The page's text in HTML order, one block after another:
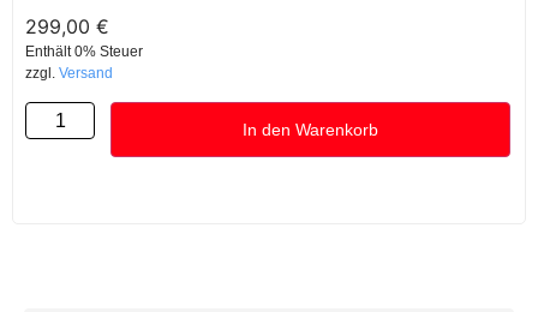
299,00 €
Enthält 0% Steuer
zzgl. Versand
In den Warenkorb